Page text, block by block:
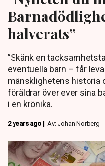
halverats”
”Skänk en
eventuella barn – får
mänsklighetens historia
föräldrar överlever sina
i en krönika.
2 years ago | Av: Johan Norberg